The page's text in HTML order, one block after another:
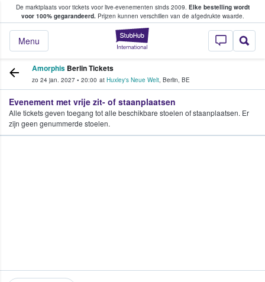
De marktplaats voor tickets voor live-evenementen sinds 2009. Elke bestelling wordt
voor 100% gegarandeerd.Prijzen kunnen verschillen van de afgedrukte waarde.
StubHub: waar
Menu
tickets kopen en verkopen
Amorphis Berlin Tickets
zo 24 jan. 2027 • 20:00 at Huxley's Neue Welt, Berlin, BE
Evenement met vrije zit- of staanplaatsen
Alle tickets geven toegang tot alle beschikbare stoelen of staanplaatsen. Er
zijn geen genummerde stoelen.